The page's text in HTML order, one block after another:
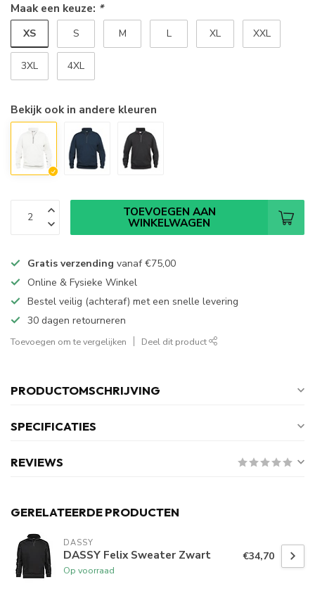
Maak een keuze: *
XS S M L XL XXL
3XL 4XL
Bekijk ook in andere kleuren
TOEVOEGEN AAN
WINKELWAGEN
Gratis verzending vanaf€75,00
Online & Fysieke Winkel
Bestel veilig (achteraf) met een snelle levering
30 dagen retourneren
Toevoegen om te vergelijken Deel dit product
PRODUCTOMSCHRIJVING
SPECIFICATIES
REVIEWS
GERELATEERDE PRODUCTEN
DASSY
DASSY Felix Sweater Zwart
Op voorraad
€34,70